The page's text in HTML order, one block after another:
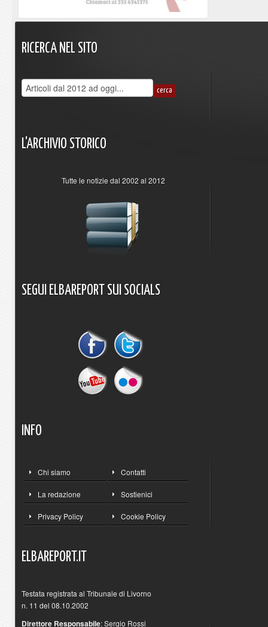
RICERCA NEL SITO
L'ARCHIVIO STORICO
Tutte le notizie dal 2002 al 2012
SEGUI ELBAREPORT SUI SOCIALS
INFO
Chi siamo Contatti
La redazione Sostienici
Privacy Policy Cookie Policy
ELBAREPORT.IT
Testata registrata al Tribunale di Livorno
n. 11 del 08.10.2002
Direttore Responsabile: Sergio Rossi